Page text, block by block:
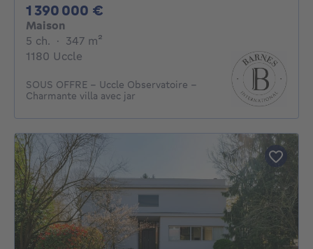
1 390 000 €
Maison
5 ch. 5 chambres
· 347 m²
1180 Uccle
SOUS OFFRE - Uccle Observatoire –
Charmante villa avec jar